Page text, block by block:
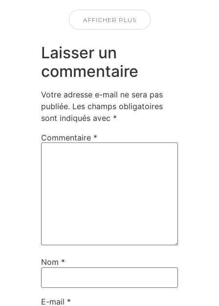
AFFICHER PLUS
Laisser un
commentaire
Votre adresse e-mail ne sera pas
publiée. Les champs obligatoires
sont indiqués avec *
Commentaire *
Nom *
E-mail *